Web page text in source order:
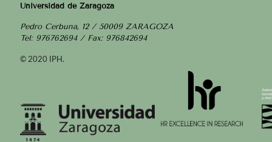
Universidad de Zaragoza
Pedro Cerbuna, 12 / 50009 ZARAGOZA
Tel: 976762694 / Fax: 976842694
© 2020 IPH.